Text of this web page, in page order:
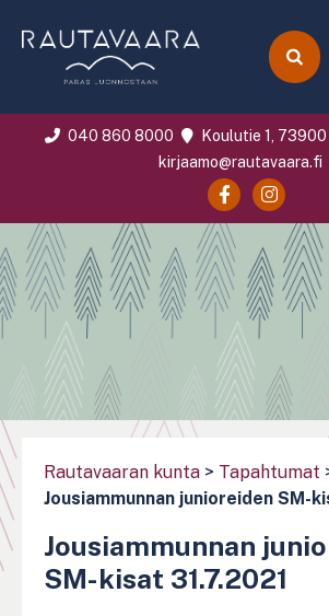
040 860 8000
Koulutie 1,
kirjaamo@rautavaara.fi
Rautavaaran kunta > Tapahtumat
Jousiammunnan junioreiden SM-
Jousiammunnan
SM-kisat 31.7.2021